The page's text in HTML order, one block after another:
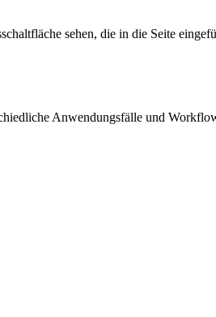
sehen, die in die Seite
Anwendungsfälle und